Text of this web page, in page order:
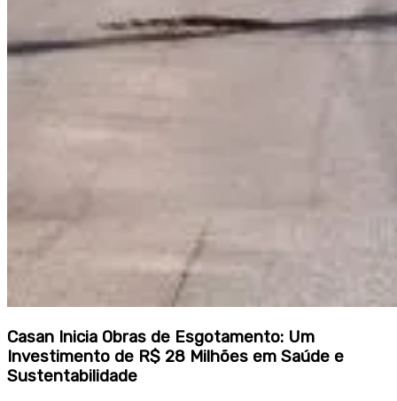
Casan Inicia Obras de Esgotamento: Um
Investimento de R$ 28 Milhões em Saúde e
Sustentabilidade